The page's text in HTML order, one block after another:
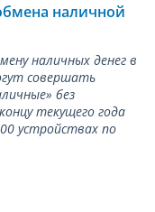
наличной
наличных денег в
совершать
без
текущего года
устройствах по